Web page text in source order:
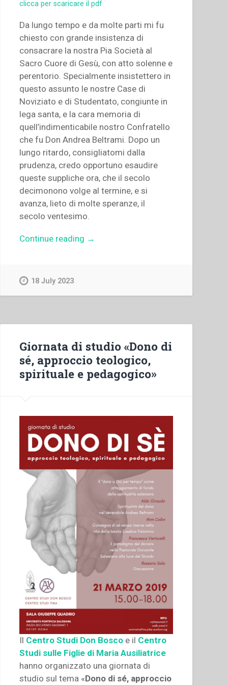
clicca per scaricare il pdf
Da lungo tempo e da molte parti mi fu
chiesto con grande insistenza di
consacrare la nostra Pia Società al
Sacro Cuore di Gesù, con atto solenne e
perentorio. Specialmente insistettero in
questo assunto le nostre Case di
Noviziato e di Studentato, congiunte in
lega santa, e la cara memoria di
quell’indimenticabile nostro Confratello
che fu Don Andrea Beltrami. Dopo un
lungo ritardo, consigliatomi dalla
prudenza, credo opportuno esaudire
queste suppliche ora, che il secolo
decimonono volge al termine, e si
avanza, lieto di molte speranze, il
secolo ventesimo.
Continue reading “Michele
Pia
Società
al
Sacro
Cuore
→
18 July 2023
Giornata di studio «Dono di
sé, approccio teologico,
spirituale e pedagogico»
Il Centro Studi Don Bosco e il Centro
Studi sulle Figlie di Maria Ausiliatrice
hanno organizzato una giornata di
studio sul tema «Dono di sé, approccio